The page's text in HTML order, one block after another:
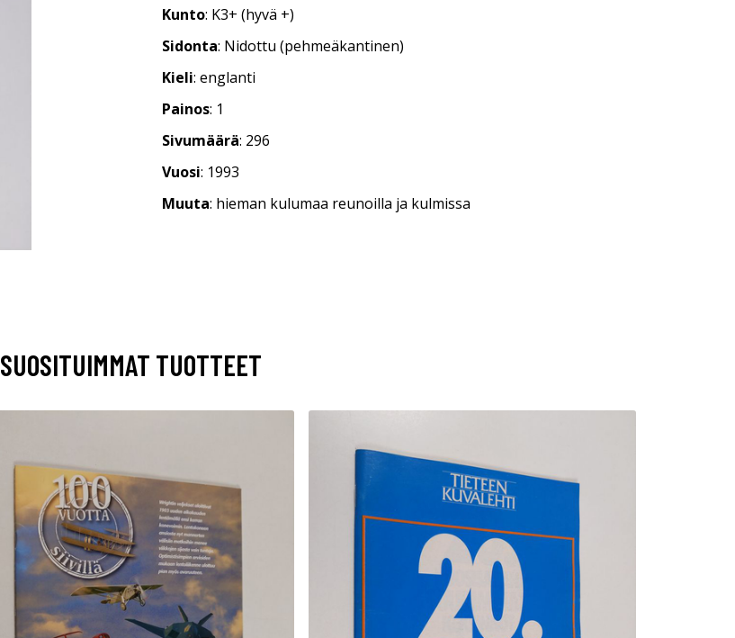
Kunto: K3+ (hyvä +)
Sidonta: Nidottu (pehmeäkantinen)
Kieli: englanti
Painos: 1
Sivumäärä: 296
Vuosi: 1993
Muuta: hieman kulumaa reunoilla ja kulmissa
SUOSITUIMMAT TUOTTEET